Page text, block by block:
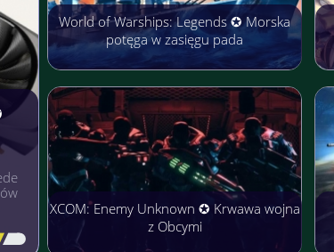
\]
World of Warships: Legends ✪ Morska
potęga w zasięgu pada
XCOM: Enemy Unknown ✪ Krwawa wojna
z Obcymi